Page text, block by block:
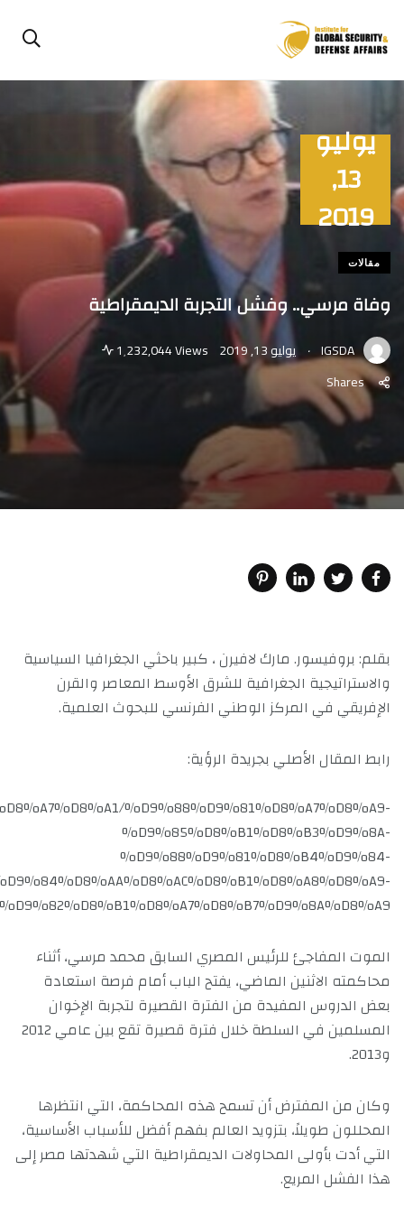
يوليو
13,
2019
مقالات
وفاة مرسي.. وفشل التجربة الديمقراطية
IGSDA
. يوليو 13, 2019
1٬232,044 Views
Shares
بقلم: بروفيسور. مارك لافيرن ، كبير باحثي الجغرافيا السياسية
والاستراتيجية الجغرافية للشرق الأوسط المعاصر والقرن
الإفريقي في المركز الوطني الفرنسي للبحوث العلمية.
رابط المقال الأصلي بجريدة الرؤية:
%D9%88%D9%81%D8%A7%D8%A9-
%D9%85%D8%B1%D8%B3%D9%8A-
%D9%88%D9%81%D8%B4%D9%84-
الموت المفاجئ للرئيس المصري السابق محمد مرسي، أثناء
محاكمته الاثنين الماضي، يفتح الباب أمام فرصة استعادة
بعض الدروس المفيدة من الفترة القصيرة لتجربة الإخوان
المسلمين في السلطة خلال فترة قصيرة تقع بين عامي 2012
و2013.
وكان من المفترض أن تسمح هذه المحاكمة، التي انتظرها
المحللون طويلاً، بتزويد العالم بفهم أفضل للأسباب الأساسية،
التي أدت بأولى المحاولات الديمقراطية التي شهدتها مصر إلى
هذا الفشل المريع.